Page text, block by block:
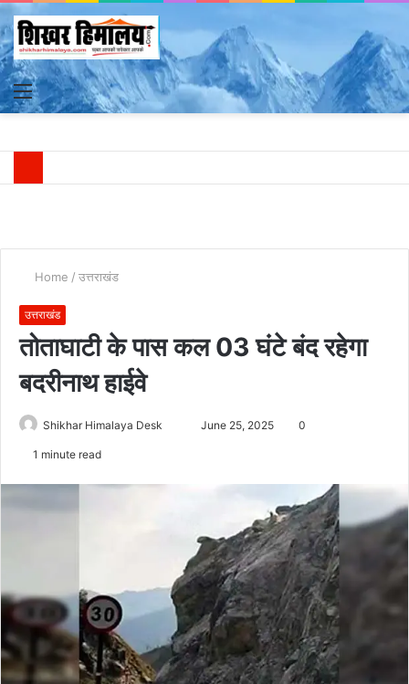
Menu
Home / उत्तराखंड
उत्तराखंड
तोताघाटी के पास कल 03 घंटे बंद रहेगा
बदरीनाथ हाईवे
Shikhar Himalaya Desk
SendJune 25, 2025 0
1 minute read